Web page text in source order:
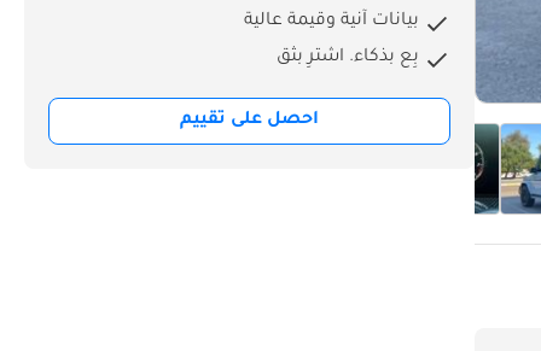
بيانات آنية وقيمة عالية
بِع بذكاء. اشترِ بثق
احصل على تقييم